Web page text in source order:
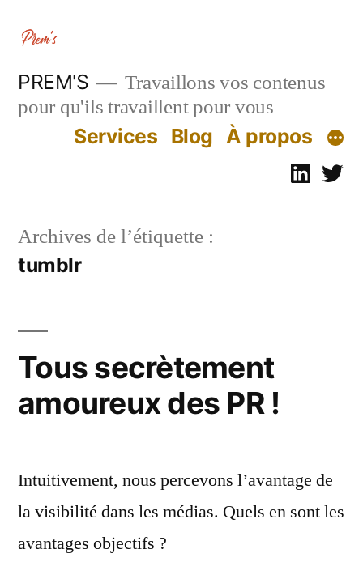
contenu
PREM'S
Travaillons vos contenus
pour qu'ils travaillent pour vous
Services Blog À propos
Archives de l’étiquette :
tumblr
Tous secrètement
amoureux des PR !
Intuitivement, nous percevons l’avantage de
la visibilité dans les médias. Quels en sont les
avantages objectifs ?